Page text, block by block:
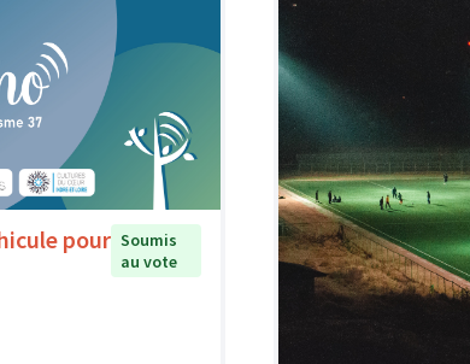
pour Soumis
au vote